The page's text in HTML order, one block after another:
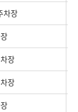
차장
장
장